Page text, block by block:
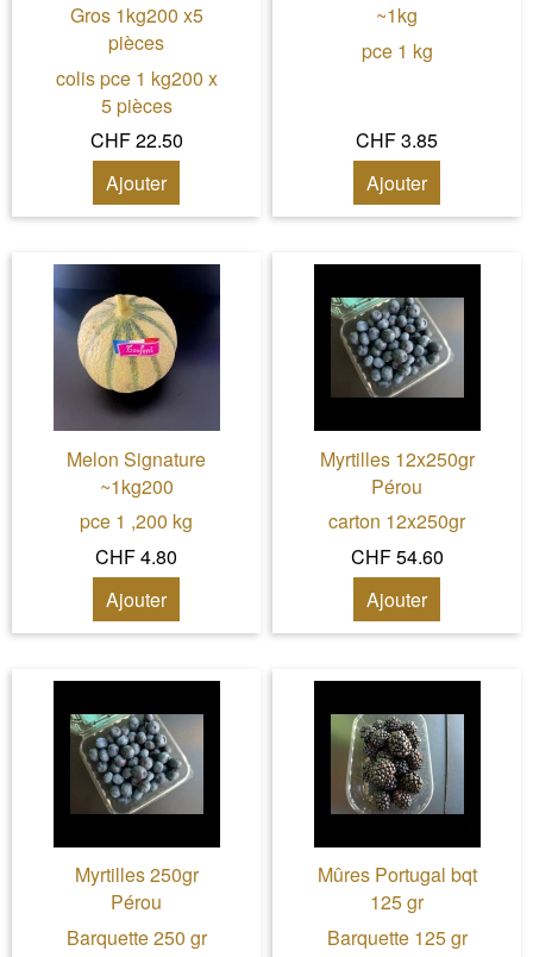
Gros 1kg200 x5
pièces
colis pce 1 kg200 x
5 pièces
CHF 22.50
Ajouter
~1kg
pce 1 kg
CHF 3.85
Ajouter
Melon Signature
~1kg200
pce 1 ,200 kg
CHF 4.80
Ajouter
Myrtilles 12x250gr
Pérou
carton 12x250gr
CHF 54.60
Ajouter
Myrtilles 250gr
Pérou
Barquette 250 gr
Mûres Portugal bqt
125 gr
Barquette 125 gr